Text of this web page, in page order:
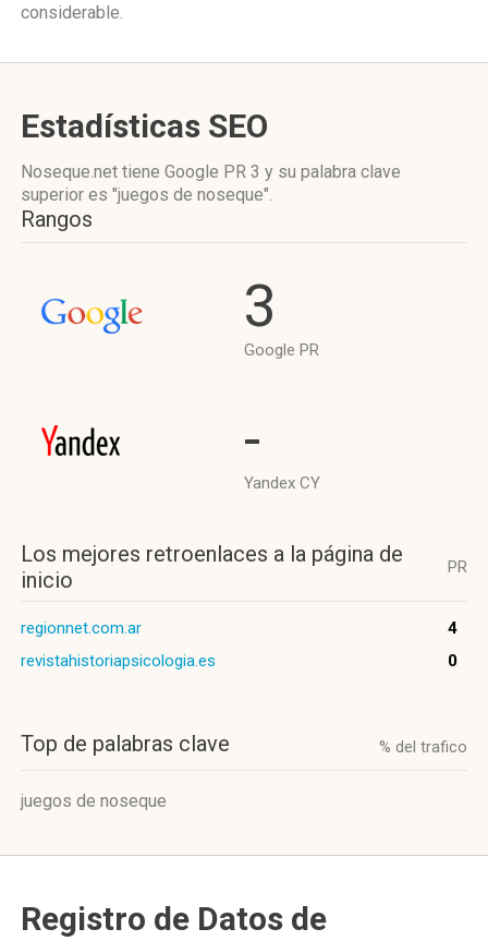
considerable.
Estadísticas SEO
Noseque.net tiene Google PR 3 y su palabra clave
superior es "juegos de noseque".
Rangos
3
Google PR
-
Yandex CY
Los mejores retroenlaces a la página de
inicio
PR
regionnet.com.ar
4
revistahistoriapsicologia.es
0
Top de palabras clave % del trafico
juegos de noseque
Registro de Datos de